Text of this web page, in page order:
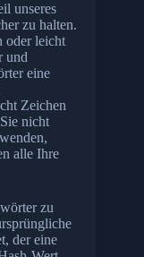
unseres
zu halten.
oder leicht
und
eine
Zeichen
nicht
alle Ihre
zu
der eine